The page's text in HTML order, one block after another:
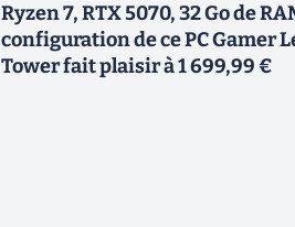
Ryzen 7, RTX 5070, 32 Go de
configuration de ce PC Gamer
Tower fait plaisir à 1 699,99 €